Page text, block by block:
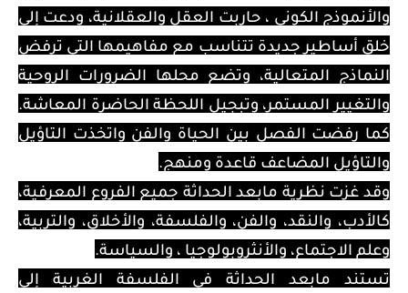
والأنموذج الكوني ، حاربت العقل والعقلانية، ودعت إلى
خلق أساطير جديدة تتناسب مع مفاهيمها التي ترفض
النماذج المتعالية، وتضع محلها الضرورات الروحية
والتغيير المستمر، وتبجيل اللحظة الحاضرة المعاشة.
كما رفضت الفصل بين الحياة والفن واتخذت التاؤيل
والتاؤيل المضاعف قاعدة ومنهج.
وقد غزت نظرية مابعد الحداثة جميع الفروع المعرفية،
كالأدب، والنقد، والفن، والفلسفة، والأخلاق، والتربية،
وعلم الاجتماع، والأنثروبولوجيا ، والسياسة.
تستند مابعد الحداثة في الفلسفة الغربية إلى